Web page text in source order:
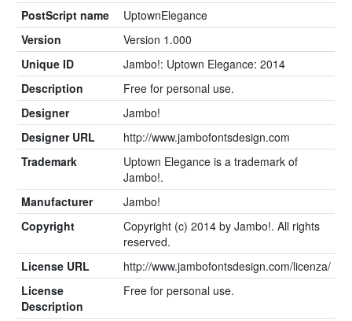
PostScript name
UptownElegance
Version
Version 1.000
Unique ID
Jambo!: Uptown Elegance: 2014
Description
Free for personal use.
Designer
Jambo!
Designer URL
http://www.jambofontsdesign.com
Trademark
Uptown Elegance is a trademark of
Jambo!.
Manufacturer
Jambo!
Copyright
Copyright (c) 2014 by Jambo!. All rights
reserved.
License URL
http://www.jambofontsdesign.com/licenza/
License
Description
Free for personal use.